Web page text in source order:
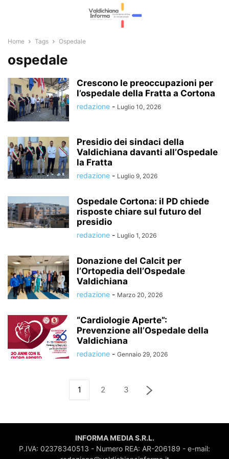
Home Tags Ospedale
ospedale
Crescono le preoccupazioni per
l’ospedale della Fratta a Cortona
redazione - Luglio 10, 2026
Presidio dei sindaci della
Valdichiana davanti all’Ospedale
la Fratta
redazione - Luglio 9, 2026
Ospedale Cortona: il PD chiede
risposte chiare sul futuro del
presidio
redazione - Luglio 1, 2026
Donazione del Calcit per
l’Ortopedia dell’Ospedale
Valdichiana
redazione - Marzo 20, 2026
“Cardiologie Aperte”:
Prevenzione all’Ospedale della
Valdichiana
redazione - Gennaio 29, 2026
1 2 3
INFORMA MEDIA S.R.L.
P.IVA: 02378340513 - Numero REA: AR-206189 - e-mail: